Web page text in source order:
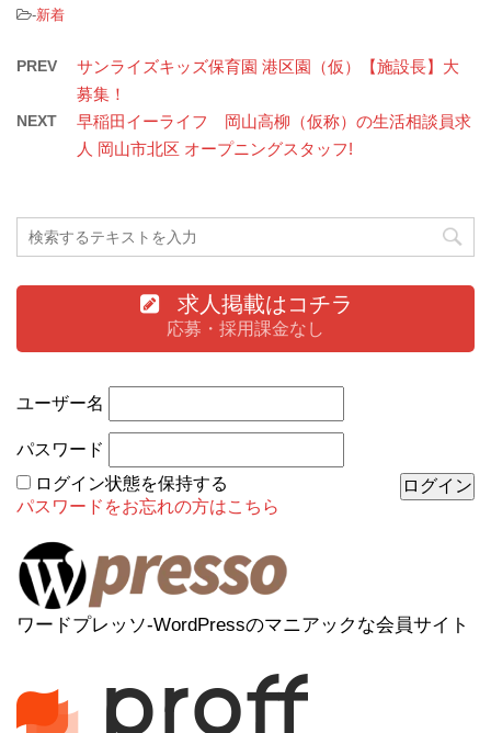
-新着
PREV
サンライズキッズ保育園 港区園（仮）【施設長】大
募集！
NEXT
早稲田イーライフ 岡山高柳（仮称）の生活相談員求
人 岡山市北区 オープニングスタッフ!
求人掲載はコチラ
応募・採用課金なし
ユーザー名
パスワード
ログイン状態を保持する
パスワードをお忘れの方はこちら
ワードプレッソ-WordPressのマニアックな会員サイト